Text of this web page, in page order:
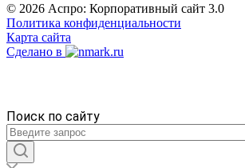
© 2026 Аспро: Корпоративный сайт 3.0
Политика конфиденциальности
Карта сайта
Сделано в
Поиск по сайту